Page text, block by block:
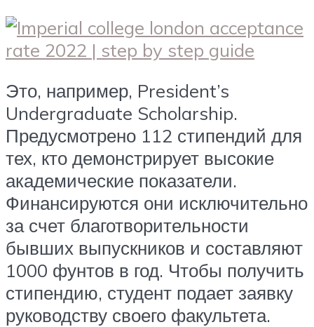
Это, например, President’s
Undergraduate Scholarship.
Предусмотрено 112 стипендий для
тех, кто демонстрирует высокие
академические показатели.
Финансируются они исключительно
за счет благотворительности
бывших выпускников и составляют
1000 фунтов в год. Чтобы получить
стипендию, студент подает заявку
руководству своего факультета.